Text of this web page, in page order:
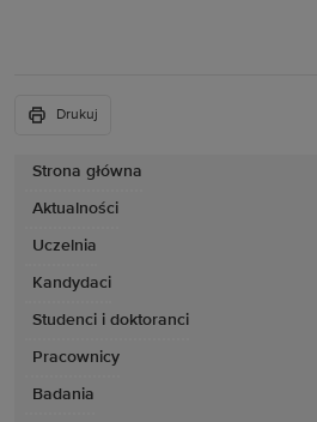
Strona główna
Aktualności
Uczelnia
Kandydaci
Studenci i doktoranci
Pracownicy
Badania
Drukuj